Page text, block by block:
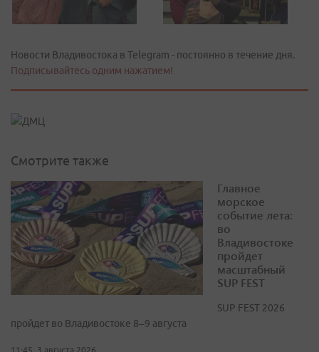
Новости Владивостока в Telegram - постоянно в течение дня.
Подписывайтесь одним нажатием!
Смотрите также
Главное
морское
событие лета:
во
Владивостоке
пройдет
масштабный
SUP FEST
SUP FEST 2026
пройдет во Владивостоке 8–9 августа